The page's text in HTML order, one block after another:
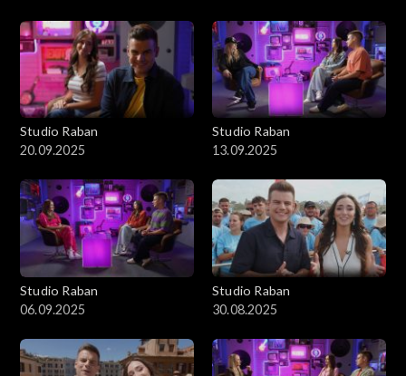
Studio Raban
20.09.2025
Studio Raban
13.09.2025
Studio Raban
06.09.2025
Studio Raban
30.08.2025